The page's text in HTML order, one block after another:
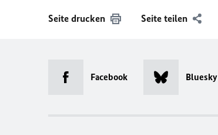
Seite drucken Seite teilen
Facebook Bluesky